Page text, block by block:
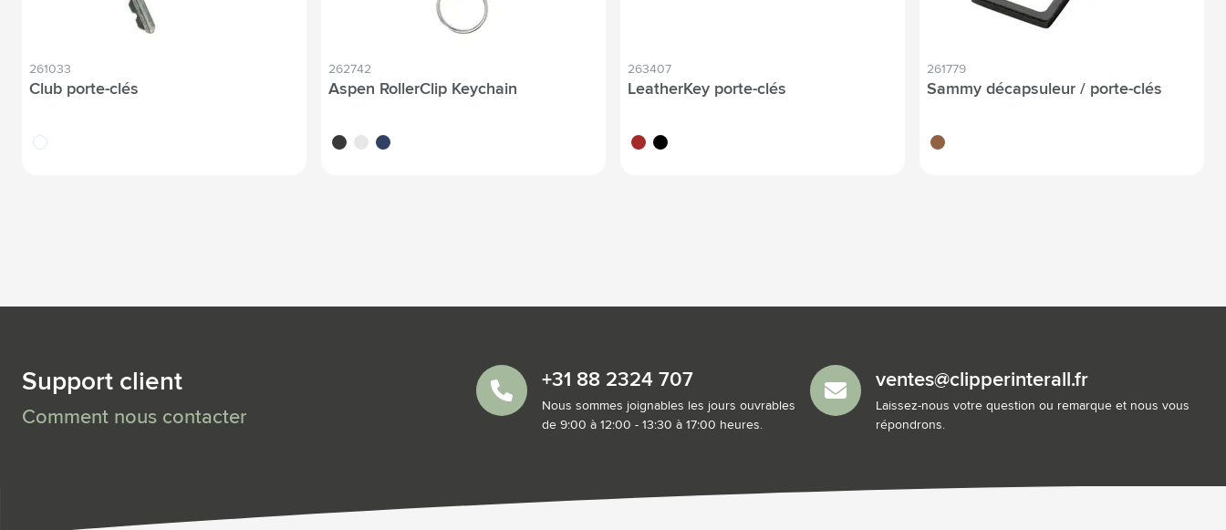
261033
Club porte-clés
translucide
262742
Aspen RollerClip Keychain
noir blancbleu
263407
LeatherKey porte-clés
brun noir
261779
Sammy décapsuleur / porte-clés
brun bois
Support client
Comment nous contacter
+31 88 2324 707
Nous sommes joignables les jours ouvrables
de 9:00 à 12:00 - 13:30 à 17:00 heures.
ventes@clipperinterall.fr
Laissez-nous votre question ou remarque et nous vous
répondrons.